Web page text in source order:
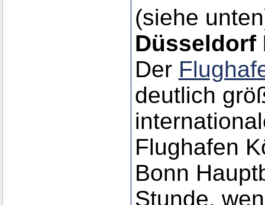
(siehe
Düsseldorf
Der
deutlich
Flughafen
Bonn
Stunde,